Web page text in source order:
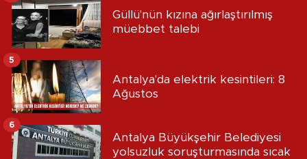
Güllü'nün kızına ağırlaştırılmış
müebbet talebi
Antalya'da elektrik kesintileri: 8
Ağustos
5
Antalya Büyükşehir Belediyesi
yolsuzluk soruşturmasında sıcak
6